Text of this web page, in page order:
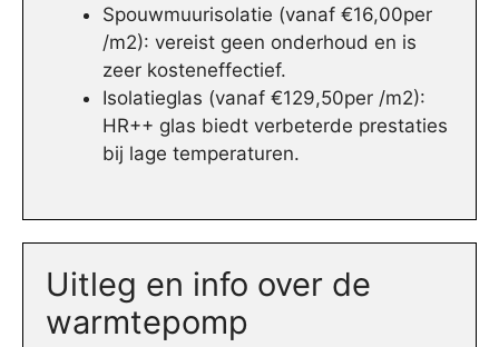
Spouwmuurisolatie (vanaf €16,00per
/m2): vereist geen onderhoud en is
zeer kosteneffectief.
Isolatieglas (vanaf €129,50per /m2):
HR++ glas biedt verbeterde prestaties
bij lage temperaturen.
Uitleg en info over de
warmtepomp